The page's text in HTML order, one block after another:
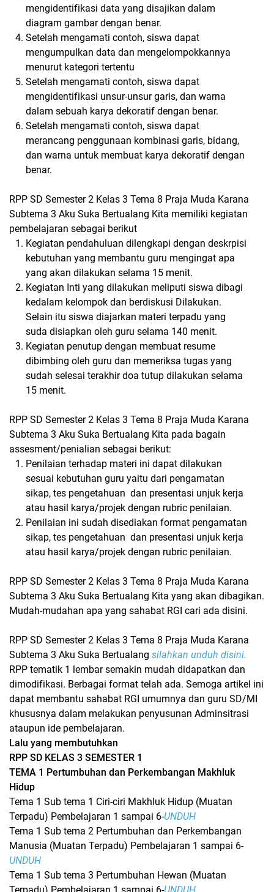
mengidentifikasi data yang disajikan dalam
diagram gambar dengan benar.
Setelah mengamati contoh, siswa dapat
mengumpulkan data dan mengelompokkannya
menurut kategori tertentu
Setelah mengamati contoh, siswa dapat
mengidentifikasi unsur-unsur garis, dan warna
dalam sebuah karya dekoratif dengan benar.
Setelah mengamati contoh, siswa dapat
merancang penggunaan kombinasi garis, bidang,
dan warna untuk membuat karya dekoratif dengan
benar.
RPP SD Semester 2 Kelas 3 Tema 8 Praja Muda Karana
Subtema 3 Aku Suka Bertualang Kita memiliki kegiatan
pembelajaran sebagai berikut
Kegiatan pendahuluan dilengkapi dengan deskrpisi
kebutuhan yang membantu guru mengingat apa
yang akan dilakukan selama 15 menit.
Kegiatan Inti yang dilakukan meliputi siswa dibagi
kedalam kelompok dan berdiskusi Dilakukan.
Selain itu siswa diajarkan materi terpadu yang
suda disiapkan oleh guru selama 140 menit.
Kegiatan penutup dengan membuat resume
dibimbing oleh guru dan memeriksa tugas yang
sudah selesai terakhir doa tutup dilakukan selama
15 menit.
RPP SD Semester 2 Kelas 3 Tema 8 Praja Muda Karana
Subtema 3 Aku Suka Bertualang Kita pada bagain
assesment/penialian sebagai berikut:
Penilaian terhadap materi ini dapat dilakukan
sesuai kebutuhan guru yaitu dari pengamatan
sikap, tes pengetahuan dan presentasi unjuk kerja
atau hasil karya/projek dengan rubric penilaian.
Penilaian ini sudah disediakan format pengamatan
sikap, tes pengetahuan dan presentasi unjuk kerja
atau hasil karya/projek dengan rubric penilaian.
RPP SD Semester 2 Kelas 3 Tema 8 Praja Muda Karana
Subtema 3 Aku Suka Bertualang Kita yang akan dibagikan.
Mudah-mudahan apa yang sahabat RGI cari ada disini.
RPP SD Semester 2 Kelas 3 Tema 8 Praja Muda Karana
Subtema 3 Aku Suka Bertualang silahkan unduh disini.
RPP tematik 1 lembar semakin mudah didapatkan dan
dimodifikasi. Berbagai format telah ada. Semoga artikel ini
dapat membantu sahabat RGI umumnya dan guru SD/MI
khususnya dalam melakukan penyusunan Adminsitrasi
ataupun ide pembelajaran.
Lalu yang membutuhkan
RPP SD KELAS 3 SEMESTER 1
TEMA 1 Pertumbuhan dan Perkembangan Makhluk
Hidup
Tema 1 Sub tema 1 Ciri-ciri Makhluk Hidup (Muatan
Terpadu) Pembelajaran 1 sampai 6-UNDUH
Tema 1 Sub tema 2 Pertumbuhan dan Perkembangan
Manusia (Muatan Terpadu) Pembelajaran 1 sampai 6-
UNDUH
Tema 1 Sub tema 3 Pertumbuhan Hewan (Muatan